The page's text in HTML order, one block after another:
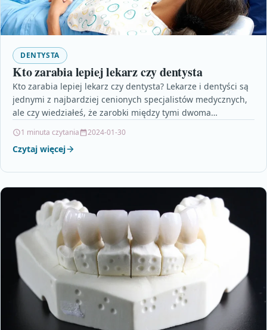
DENTYSTA
Kto zarabia lepiej lekarz czy dentysta
Kto zarabia lepiej lekarz czy dentysta? Lekarze i dentyści są
jednymi z najbardziej cenionych specjalistów medycznych,
ale czy wiedziałeś, że zarobki między tymi dwoma…
1 minuta czytania 2024-01-30
Czytaj więcej